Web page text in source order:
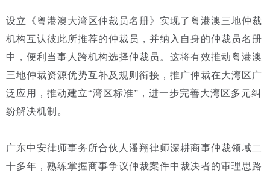
设立《粤港澳大湾区仲裁员名册》实现了粤港澳三地仲裁
机构互认彼此所推荐的仲裁员，并纳入自身的仲裁员名册
中，便利当事人跨机构选择仲裁员。这将有效推动粤港澳
三地仲裁资源优势互补及规则衔接，推广仲裁在大湾区广
泛应用，推动建立“湾区标准”，进一步完善大湾区多元纠
纷解决机制。
广东中安律师事务所合伙人潘翔律师深耕商事仲裁领域二
十多年，熟练掌握商事争议仲裁案件中裁决者的审理思路